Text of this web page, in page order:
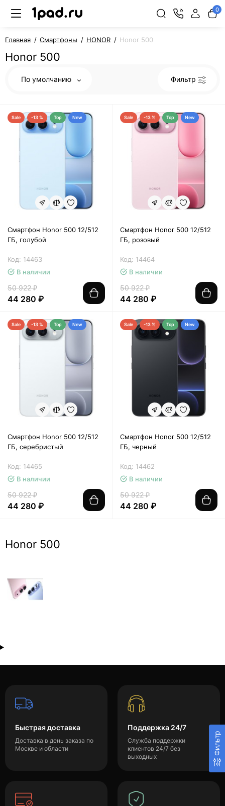
0
Главная Смартфоны HONOR Honor 500
Honor 500
Фильтр
По умолчанию Фильтр
Sale -13 % Top New
Смартфон Honor 500 12/512
ГБ, голубой
Код: 14463
В наличии
50 922 ₽
44 280 ₽
Sale -13 % Top New
Смартфон Honor 500 12/512
ГБ, розовый
Код: 14464
В наличии
50 922 ₽
44 280 ₽
Sale -13 % Top New
Смартфон Honor 500 12/512
ГБ, серебристый
Код: 14465
В наличии
50 922 ₽
44 280 ₽
Sale -13 % Top New
Смартфон Honor 500 12/512
ГБ, черный
Код: 14462
В наличии
50 922 ₽
44 280 ₽
Honor 500
Быстрая доставка
Доставка в день заказа по
Москве и области
Поддержка 24/7
Служба поддержки
клиентов 24/7 без
выходных